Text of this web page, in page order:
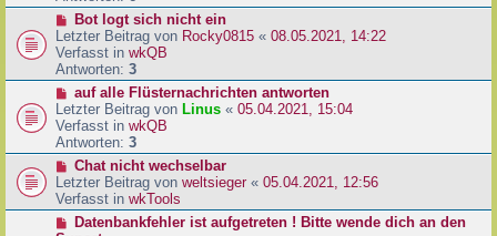
a
g
r
B
e
i
t
a
g
N
e
u
e
r
B
e
i
t
a
g
Bot logt sich nicht ein
Letzter Beitrag von Rocky0815 « 08.05.2021, 14:22
Verfasst in wkQB
Antworten: 3
N
e
u
e
r
B
e
i
auf alle Flüsternachrichten antworten
Letzter Beitrag von Linus « 05.04.2021, 15:04
Verfasst in wkQB
Antworten: 3
N
e
u
e
Chat nicht wechselbar
Letzter Beitrag von weltsieger « 05.04.2021, 12:56
Verfasst in wkTools
NDatenbankfehler ist aufgetreten ! Bitte wende dich an den